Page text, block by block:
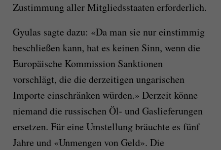
Zustimmung aller Mitgliedsstaaten erforderlich.
Gyulas sagte dazu: «Da man sie nur einstimmig
beschließen kann, hat es keinen Sinn, wenn die
Europäische Kommission Sanktionen
vorschlägt, die die derzeitigen ungarischen
Importe einschränken würden.» Derzeit könne
niemand die russischen Öl- und Gaslieferungen
ersetzen. Für eine Umstellung bräuchte es fünf
Jahre und «Unmengen von Geld». Die